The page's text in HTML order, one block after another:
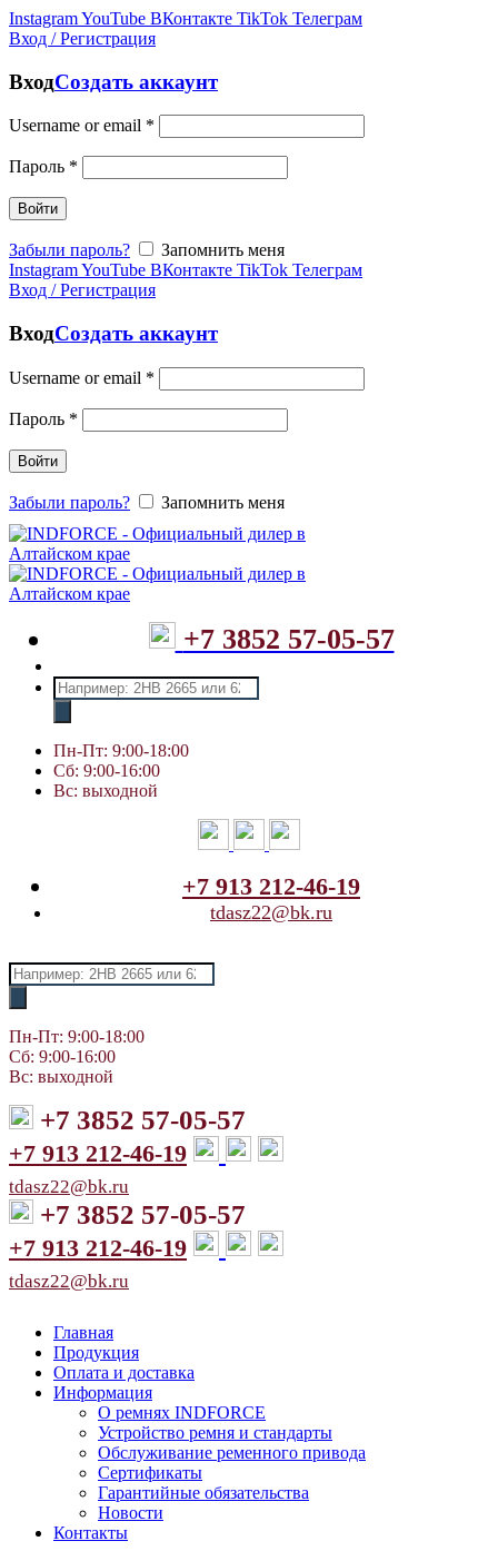
InstagramYouTube ВКонтакте TikTok Телеграм
Вход / Регистрация
ВходСоздать аккаунт
Username or email *
Пароль *
Войти
Забыли пароль?
Запомнить меня
InstagramYouTube ВКонтакте TikTok Телеграм
Вход / Регистрация
ВходСоздать аккаунт
Username or email *
Пароль *
Войти
Забыли пароль? Запомнить меня
+7 3852 57-05-57
Поиск
товаров
Пн-Пт: 9:00-18:00
Сб: 9:00-16:00
Вс: выходной
+7 913 212-46-19
tdasz22@bk.ru
Поиск
товаров
Пн-Пт: 9:00-18:00
Сб: 9:00-16:00
Вс: выходной
+7 3852 57-05-57
+7 913 212-46-19
tdasz22@bk.ru
+7 3852 57-05-57
+7 913 212-46-19
tdasz22@bk.ru
Главная
Продукция
Оплата и доставка
Информация
О ремнях INDFORCE
Устройство ремня и стандарты
Обслуживание ременного привода
Сертификаты
Гарантийные обязательства
Новости
Контакты